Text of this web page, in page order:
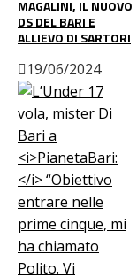
MAGALINI, IL NUOVO
DS DEL BARI E
ALLIEVO DI SARTORI
19/06/2024